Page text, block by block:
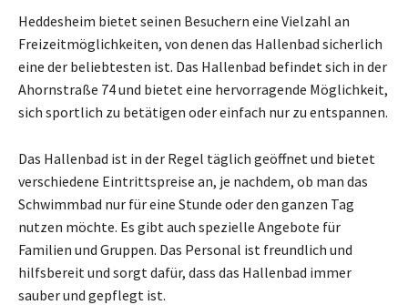
Heddesheim bietet seinen Besuchern eine Vielzahl an
Freizeitmöglichkeiten, von denen das Hallenbad sicherlich
eine der beliebtesten ist. Das Hallenbad befindet sich in der
Ahornstraße 74 und bietet eine hervorragende Möglichkeit,
sich sportlich zu betätigen oder einfach nur zu entspannen.
Das Hallenbad ist in der Regel täglich geöffnet und bietet
verschiedene Eintrittspreise an, je nachdem, ob man das
Schwimmbad nur für eine Stunde oder den ganzen Tag
nutzen möchte. Es gibt auch spezielle Angebote für
Familien und Gruppen. Das Personal ist freundlich und
hilfsbereit und sorgt dafür, dass das Hallenbad immer
sauber und gepflegt ist.